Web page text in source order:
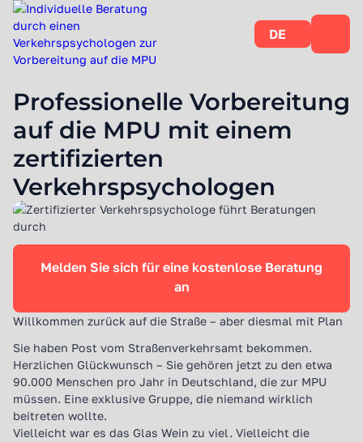
DE
Professionelle Vorbereitung
auf die MPU mit einem
zertifizierten
Verkehrspsychologen
Willkommen zurück auf die Straße – aber diesmal mit Plan
Sie haben Post vom Straßenverkehrsamt bekommen.
Herzlichen Glückwunsch – Sie gehören jetzt zu den etwa
90.000 Menschen pro Jahr in Deutschland, die zur MPU
müssen. Eine exklusive Gruppe, die niemand wirklich
beitreten wollte.
Vielleicht war es das Glas Wein zu viel. Vielleicht die
Melden Sie sich für eine kostenlose Beratung
an